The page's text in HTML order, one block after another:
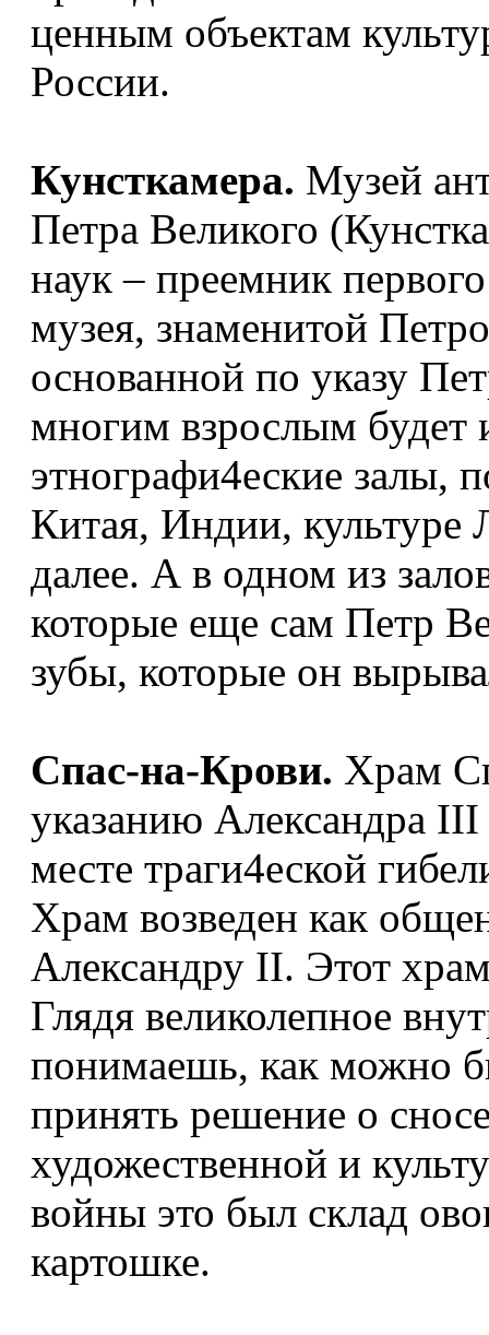
ценным объектам
России.
Кунсткамера. Музей
Петра Великого
наук – преемник
музея, знаменитой
основанной по указу
многим взрослым будет
этнографи4еские залы,
Китая, Индии, культуре
далее. А в одном из
которые еще сам Петр
зубы, которые он
Спас-на-Крови. Храм
указанию Александра
месте траги4еской
Храм возведен как
Александру II. Этот
Глядя великолепное
понимаешь, как можно
принять решение о
художественной и
войны это был склад
картошке.